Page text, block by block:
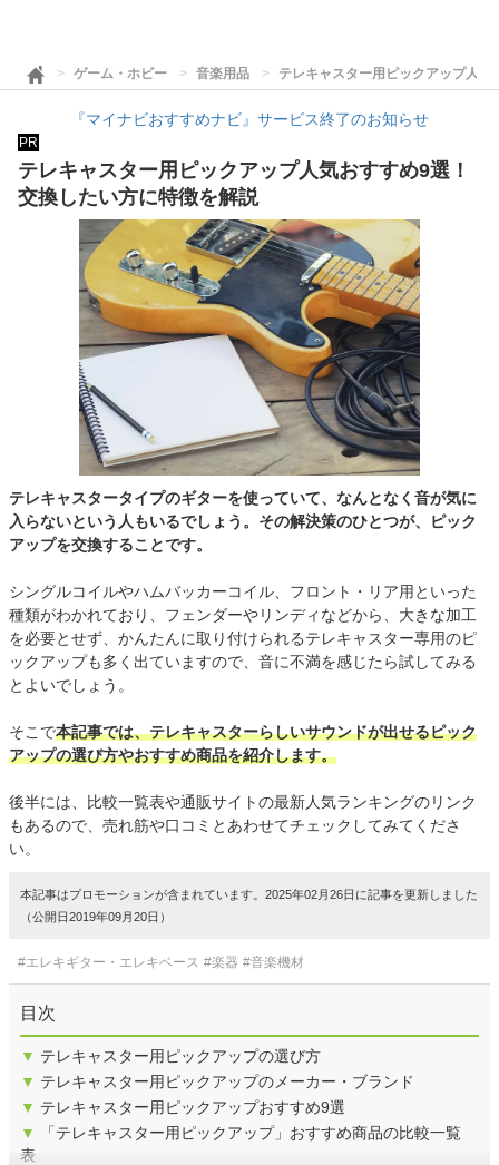
ゲーム・ホビー 音楽用品 テレキャスター用ピックアップ人
『マイナビおすすめナビ』サービス終了のお知らせ
PR
テレキャスター用ピックアップ人気おすすめ9選！
交換したい方に特徴を解説
テレキャスタータイプのギターを使っていて、なんとなく音が気に
入らないという人もいるでしょう。その解決策のひとつが、ピック
アップを交換することです。
シングルコイルやハムバッカーコイル、フロント・リア用といった
種類がわかれており、フェンダーやリンディなどから、大きな加工
を必要とせず、かんたんに取り付けられるテレキャスター専用のピ
ックアップも多く出ていますので、音に不満を感じたら試してみる
とよいでしょう。
そこで本記事では、テレキャスターらしいサウンドが出せるピック
アップの選び方やおすすめ商品を紹介します。
後半には、比較一覧表や通販サイトの最新人気ランキングのリンク
もあるので、売れ筋や口コミとあわせてチェックしてみてくださ
い。
本記事はプロモーションが含まれています。2025年02月26日に記事を更新しました
（公開日2019年09月20日）
#エレキギター・エレキベース #楽器 #音楽機材
目次
▼ テレキャスター用ピックアップの選び方
▼ テレキャスター用ピックアップのメーカー・ブランド
▼ テレキャスター用ピックアップおすすめ9選
▼
「テレキャスター用ピックアップ」おすすめ商品の比較一覧
表